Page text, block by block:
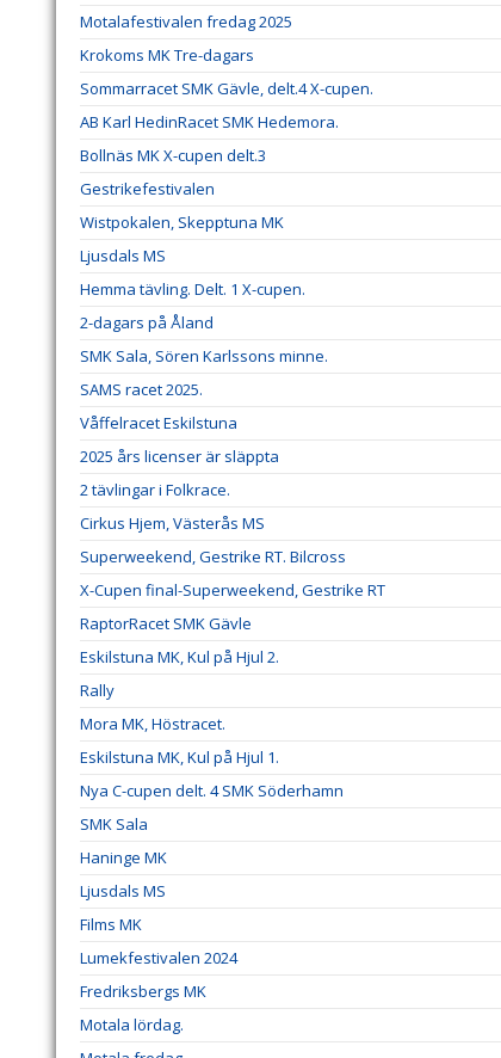
Motalafestivalen fredag 2025
Krokoms MK Tre-dagars
Sommarracet SMK Gävle, delt.4 X-cupen.
AB Karl HedinRacet SMK Hedemora.
Bollnäs MK X-cupen delt.3
Gestrikefestivalen
Wistpokalen, Skepptuna MK
Ljusdals MS
Hemma tävling. Delt. 1 X-cupen.
2-dagars på Åland
SMK Sala, Sören Karlssons minne.
SAMS racet 2025.
Våffelracet Eskilstuna
2025 års licenser är släppta
2 tävlingar i Folkrace.
Cirkus Hjem, Västerås MS
Superweekend, Gestrike RT. Bilcross
X-Cupen final-Superweekend, Gestrike RT
RaptorRacet SMK Gävle
Eskilstuna MK, Kul på Hjul 2.
Rally
Mora MK, Höstracet.
Eskilstuna MK, Kul på Hjul 1.
Nya C-cupen delt. 4 SMK Söderhamn
SMK Sala
Haninge MK
Ljusdals MS
Films MK
Lumekfestivalen 2024
Fredriksbergs MK
Motala lördag.